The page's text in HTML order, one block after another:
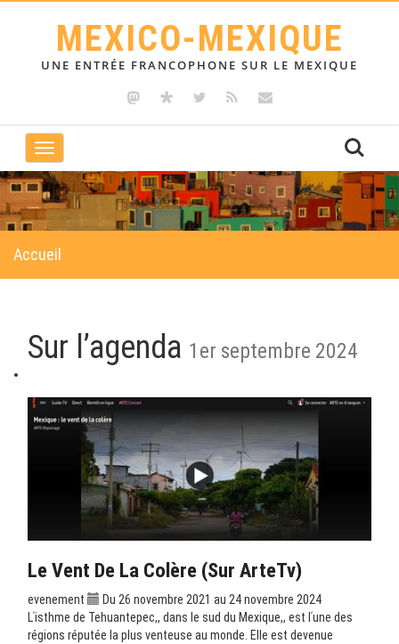
MEXICO-MEXIQUE
UNE ENTRÉE FRANCOPHONE SUR LE MEXIQUE
Toggle
navigation
Accueil
Sur l’agenda 1er septembre 2024
Le Vent De La Colère (sur ArteTv)
evenement
Du 26 novembre 2021 au 24 novembre 2024
Lʹisthme de Tehuantepec,, dans le sud du Mexique,, est lʹune des
régions réputée la plus venteuse au monde. Elle est devenue